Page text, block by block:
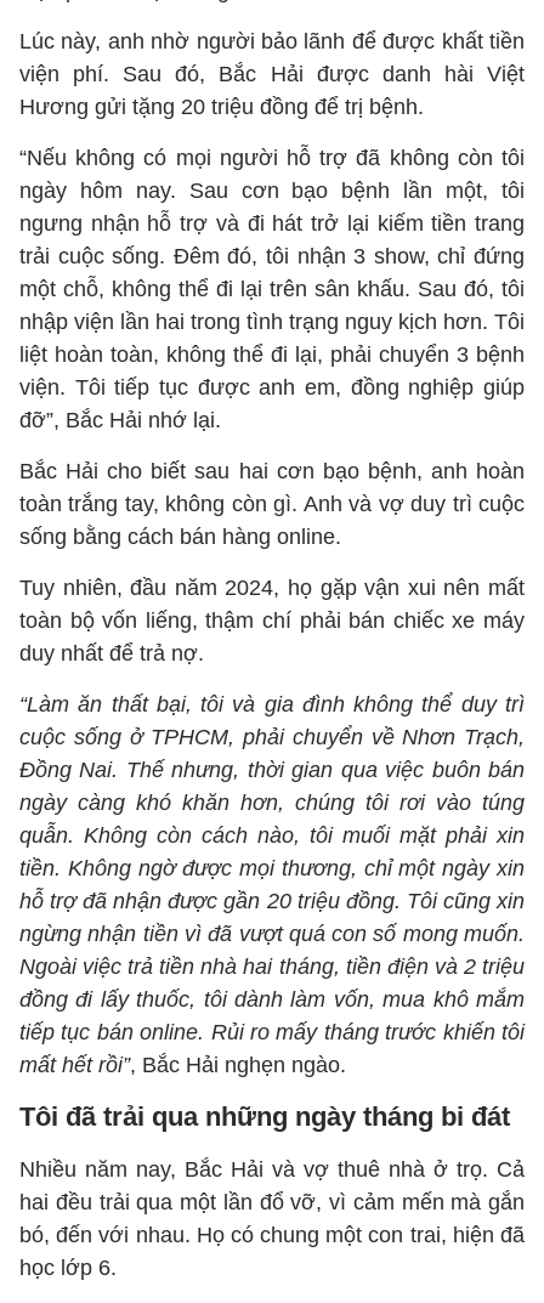
Lúc này, anh nhờ người bảo lãnh để được khất tiền
viện phí. Sau đó, Bắc Hải được danh hài Việt
Hương gửi tặng 20 triệu đồng để trị bệnh.
“Nếu không có mọi người hỗ trợ đã không còn tôi
ngày hôm nay. Sau cơn bạo bệnh lần một, tôi
ngưng nhận hỗ trợ và đi hát trở lại kiếm tiền trang
trải cuộc sống. Đêm đó, tôi nhận 3 show, chỉ đứng
một chỗ, không thể đi lại trên sân khấu. Sau đó, tôi
nhập viện lần hai trong tình trạng nguy kịch hơn. Tôi
liệt hoàn toàn, không thể đi lại, phải chuyển 3 bệnh
viện. Tôi tiếp tục được anh em, đồng nghiệp giúp
đỡ”, Bắc Hải nhớ lại.
Bắc Hải cho biết sau hai cơn bạo bệnh, anh hoàn
toàn trắng tay, không còn gì. Anh và vợ duy trì cuộc
sống bằng cách bán hàng online.
Tuy nhiên, đầu năm 2024, họ gặp vận xui nên mất
toàn bộ vốn liếng, thậm chí phải bán chiếc xe máy
duy nhất để trả nợ.
“Làm ăn thất bại, tôi và gia đình không thể duy trì
cuộc sống ở TPHCM, phải chuyển về Nhơn Trạch,
Đồng Nai. Thế nhưng, thời gian qua việc buôn bán
ngày càng khó khăn hơn, chúng tôi rơi vào túng
quẫn. Không còn cách nào, tôi muối mặt phải xin
tiền. Không ngờ được mọi thương, chỉ một ngày xin
hỗ trợ đã nhận được gần 20 triệu đồng. Tôi cũng xin
ngừng nhận tiền vì đã vượt quá con số mong muốn.
Ngoài việc trả tiền nhà hai tháng, tiền điện và 2 triệu
đồng đi lấy thuốc, tôi dành làm vốn, mua khô mắm
tiếp tục bán online. Rủi ro mấy tháng trước khiến tôi
mất hết rồi”, Bắc Hải nghẹn ngào.
Tôi đã trải qua những ngày tháng bi đát
Nhiều năm nay, Bắc Hải và vợ thuê nhà ở trọ. Cả
hai đều trải qua một lần đổ vỡ, vì cảm mến mà gắn
bó, đến với nhau. Họ có chung một con trai, hiện đã
học lớp 6.